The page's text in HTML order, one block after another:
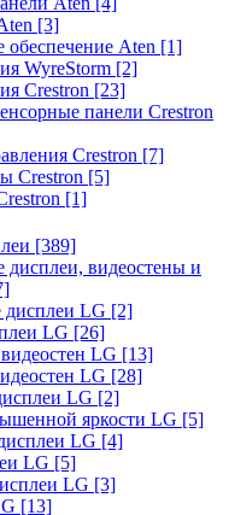
[3]
Aten [1]
WyreStorm [2]
Crestron [23]
панели Crestron
Crestron [7]
Crestron [5]
[1]
[389]
видеостены и
дисплеи LG [2]
LG [26]
LG [13]
LG [28]
LG [2]
яркости LG [5]
LG [4]
LG [5]
LG [3]
[13]